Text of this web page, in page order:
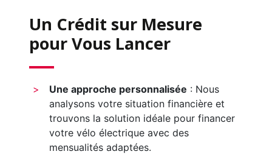
Un Crédit sur Mesure
pour Vous Lancer
Une approche personnalisée : Nous
analysons votre situation financière et
trouvons la solution idéale pour financer
votre vélo électrique avec des
mensualités adaptées.